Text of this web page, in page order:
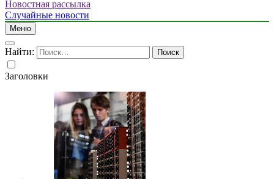
Новостная рассылка
Случайные новости
Меню
Найти:
Заголовки